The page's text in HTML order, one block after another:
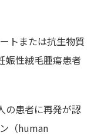
トまたは抗生物質
娠性絨毛腫瘍患者
の患者に再発が認
（human